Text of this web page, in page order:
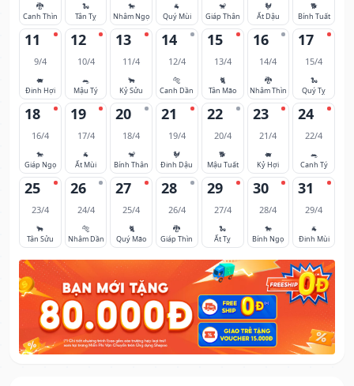
🐉
Canh Thìn
🐍
Tân Tỵ
🐎
Nhâm Ngọ
🐐
Quý Mùi
🐒
Giáp Thân
🐓
Ất Dậu
🐕
Bính Tuất
11
9/4
🐖
Đinh Hợi
12
10/4
🐀
Mậu Tý
13
11/4
🐂
Kỷ Sửu
14
12/4
🐅
Canh Dần
15
13/4
🐈
Tân Mão
16
14/4
🐉
Nhâm Thìn
17
15/4
🐍
Quý Tỵ
18
16/4
🐎
Giáp Ngọ
19
17/4
🐐
Ất Mùi
20
18/4
🐒
Bính Thân
21
19/4
🐓
Đinh Dậu
22
20/4
🐕
Mậu Tuất
23
21/4
🐖
Kỷ Hợi
24
22/4
🐀
Canh Tý
25
23/4
🐂
Tân Sửu
26
24/4
🐅
Nhâm Dần
27
25/4
🐈
Quý Mão
28
26/4
🐉
Giáp Thìn
29
27/4
🐍
Ất Tỵ
30
28/4
🐎
Bính Ngọ
31
29/4
🐐
Đinh Mùi